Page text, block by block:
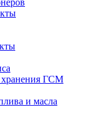
хранения ГСМ
и масла